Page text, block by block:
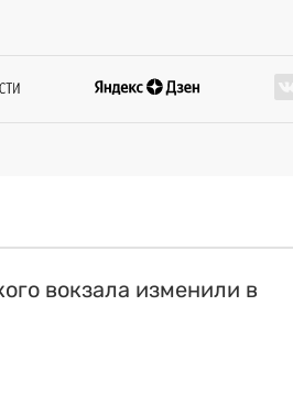
вокзала изменили в